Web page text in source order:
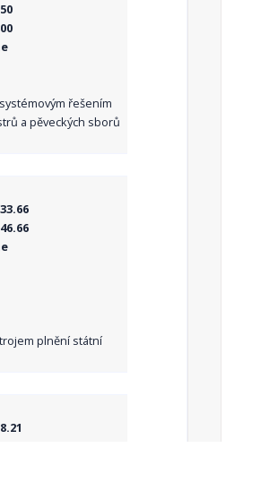
řešením
a pěveckých sborů
plnění státní